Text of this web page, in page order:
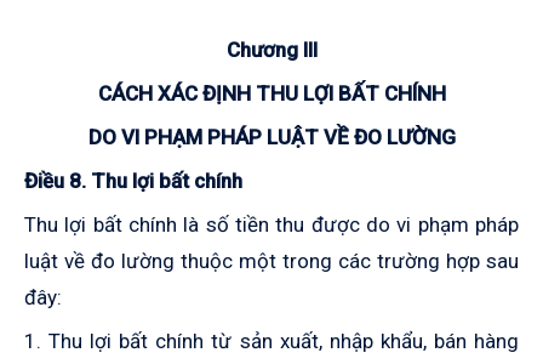
Chương III
CÁCH XÁC ĐỊNH THU LỢI BẤT CHÍNH
DO VI PHẠM PHÁP LUẬT VỀ ĐO LƯỜNG
Điều 8. Thu lợi bất chính
Thu lợi bất chính là số tiền thu được do vi phạm pháp
luật về đo lường thuộc một trong các trường hợp sau
đây:
1. Thu lợi bất chính từ sản xuất, nhập khẩu, bán hàng